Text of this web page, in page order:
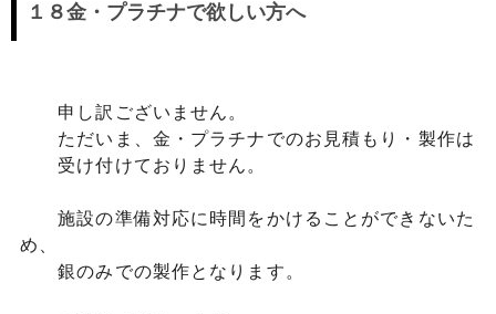
１８金・プラチナで欲しい方へ
申し訳ございません。
ただいま、金・プラチナでのお見積もり・製作は
受け付けておりません。
施設の準備対応に時間をかけることができないた
め、
銀のみでの製作となります。